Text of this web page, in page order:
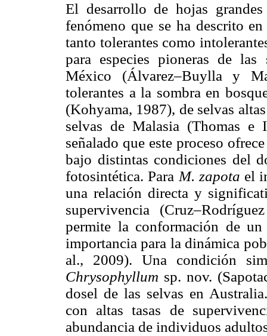
El desarrollo de hojas
fenómeno que se ha descrito
tanto tolerantes como
para especies pioneras de
México (Álvarez–Buylla y
tolerantes a la sombra en
(Kohyama, 1987), de selvas
selvas de Malasia (Thomas
señalado que este proceso
bajo distintas condiciones del
fotosintética. Para M. zapota el
una relación directa y
supervivencia
permite la conformación de
importancia para la dinámica
al., 2009). Una condición
Chrysophyllum sp. nov.
dosel de las selvas en
con altas tasas de
abundancia de individuos